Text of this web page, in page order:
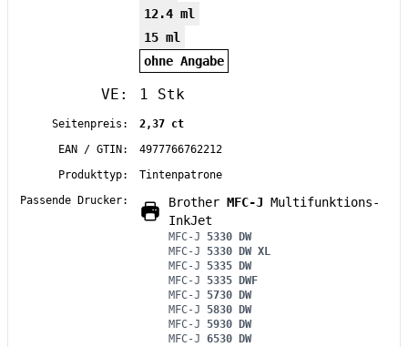
12.4 ml
15 ml
ohne Angabe
VE: 1 Stk
Seitenpreis:
2,37 ct
EAN / GTIN:
4977766762212
Produkttyp:
Tintenpatrone
Passende Drucker:
Brother MFC-J Multifunktions-
InkJet
MFC-J 5330 DW
MFC-J 5330 DW XL
MFC-J 5335 DW
MFC-J 5335 DWF
MFC-J 5730 DW
MFC-J 5830 DW
MFC-J 5930 DW
MFC-J 6530 DW